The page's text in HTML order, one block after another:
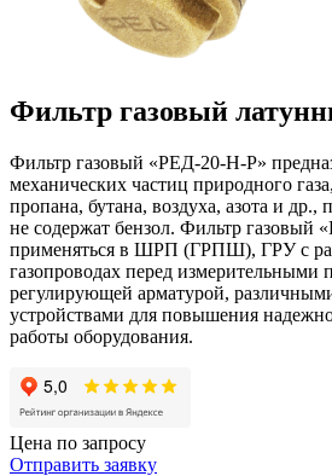
Фильтр газовый
Фильтр газовый «РЕД-20-Н-Р»
механических частиц природного
пропана, бутана, воздуха, азота и др.,
не содержат бензол. Фильтр
применяться в ШРП (ГРПШ), ГРУ с
газопроводах перед измерительными
регулирующей арматурой,
устройствами для повышения
работы оборудования.
Цена по запросу
Отправить заявку